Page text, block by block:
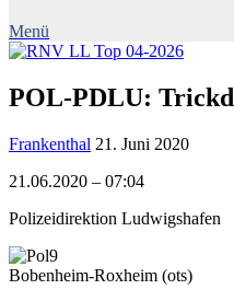
POL-PDLU:
Frankenthal 21. Juni 2020
21.06.2020 – 07:04
Polizeidirektion Ludwigshafen
Bobenheim-Roxheim (ots)